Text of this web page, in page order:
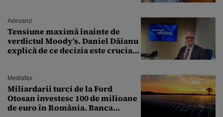
Adevarul
Tensiune maximă înainte de
verdictul Moody’s. Daniel Dăianu
explică de ce decizia este crucială
Mediafax
Miliardarii turci de la Ford
Otosan investesc 100 de milioane
de euro în România. Banca